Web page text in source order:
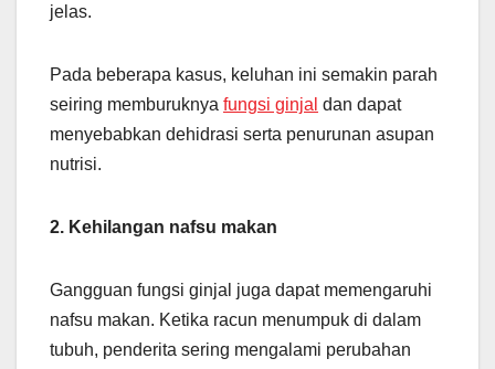
jelas.
Pada beberapa kasus, keluhan ini semakin parah
seiring memburuknya fungsi ginjal dan dapat
menyebabkan dehidrasi serta penurunan asupan
nutrisi.
2. Kehilangan nafsu makan
Gangguan fungsi ginjal juga dapat memengaruhi
nafsu makan. Ketika racun menumpuk di dalam
tubuh, penderita sering mengalami perubahan